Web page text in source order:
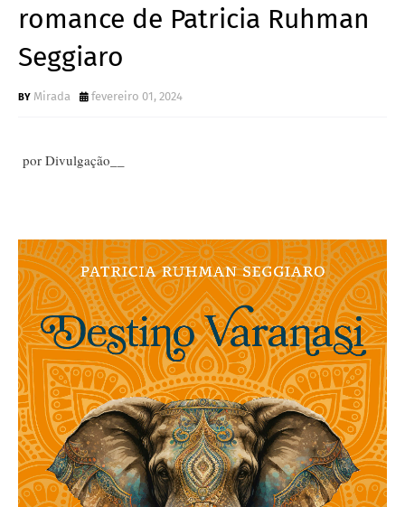
romance de Patricia Ruhman
Seggiaro
Mirada fevereiro 01, 2024
por Divulgação__